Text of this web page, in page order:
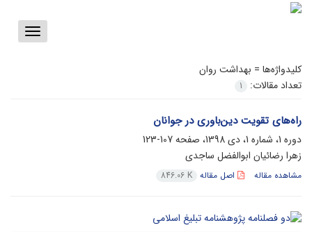
Toggle
کلیدواژه‌ها = بهداشت روان
تعداد مقالات:
1
راه‌های تقویت دین‌باوری در جوانان
دوره 1، شماره 1، دی 1398، صفحه
107-123
زهرا رضائیان ابوالفضل ساجدی
مشاهده مقاله اصل مقاله 846.06 K